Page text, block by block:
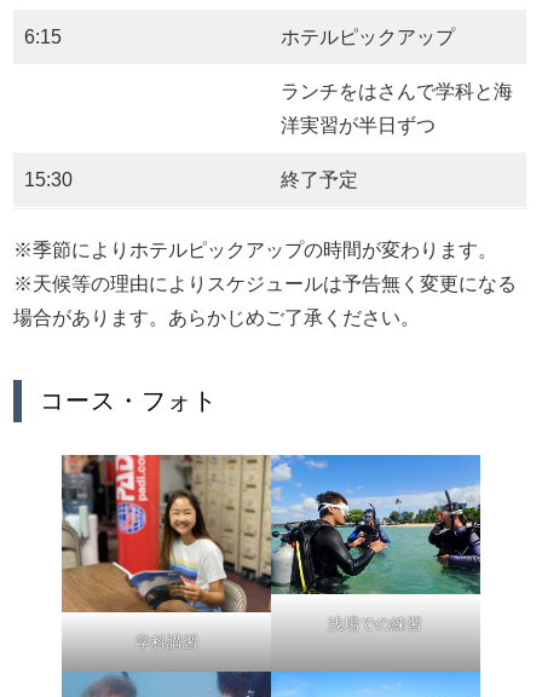
6:15 ホテルピックアップ
ランチをはさんで学科と海
洋実習が半日ずつ
15:30 終了予定
※季節によりホテルピックアップの時間が変わります。
※天候等の理由によりスケジュールは予告無く変更になる
場合があります。あらかじめご了承ください。
コース・フォト
学科講習
浅場での練習